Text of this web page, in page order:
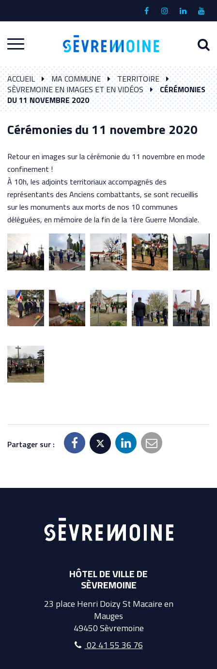
Lien
compte
Lien
Lien
compte
Lien
la
Aller
à
la
navigation
à
ACCUEIL MA COMMUNE
TERRITOIRE
SÈVREMOINE EN IMAGES ET EN VIDÉOS
CÉRÉMONIES
DU 11 NOVEMBRE 2020
Cérémonies du 11 novembre 2020
Retour en images sur la cérémonie du 11 novembre en mode
confinement !
À 10h, les adjoints territoriaux accompagnés des
représentants des Anciens combattants, se sont recueillis
sur les monuments aux morts de nos 10 communes
déléguées, en mémoire de la fin de la 1ère Guerre Mondiale.
Partager sur :
HÔTEL DE VILLE DE
SÈVREMOINE
23 place Henri Doizy St Macaire en
Mauges
49450 Sèvremoine
02 41 55 36 76